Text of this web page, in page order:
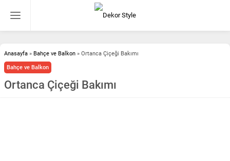
Anasayfa » Bahçe ve Balkon » Ortanca Çiçeği Bakımı
Bahçe ve Balkon
Ortanca Çiçeği Bakımı